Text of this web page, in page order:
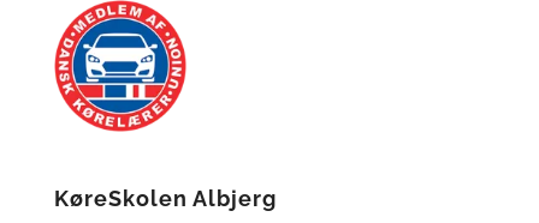
KøreSkolen Albjerg